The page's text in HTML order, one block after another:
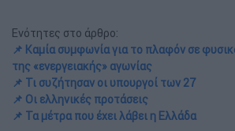
Ενότητες στο άρθρο:
📌 Καμία συμφωνία για το πλαφόν σε
της «ενεργειακής» αγωνίας
📌 Τι συζήτησαν οι υπουργοί των 27
📌 Οι ελληνικές προτάσεις
📌 Τα μέτρα που έχει λάβει η Ελλάδα